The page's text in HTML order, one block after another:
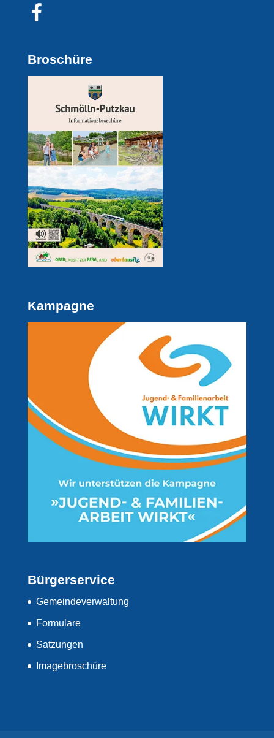
Broschüre
Kampagne
Bürgerservice
Gemeindeverwaltung
Formulare
Satzungen
Imagebroschüre